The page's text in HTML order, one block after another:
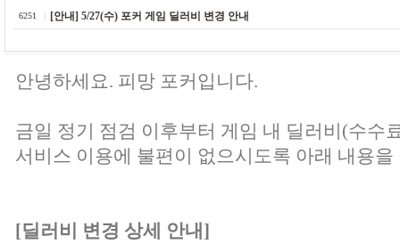
6251 [안내] 5/27(수) 포커 게임 딜러비 변경 안내
안녕하세요. 피망 포커입니다.
금일 정기 점검 이후부터 게임 내 딜러비(수수
서비스 이용에 불편이 없으시도록 아래 내용
[딜러비 변경 상세 안내]